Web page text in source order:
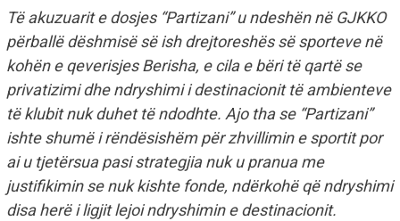
Të akuzuarit e dosjes “Partizani” u ndeshën në GJKKO
përballë dëshmisë së ish drejtoreshës së sporteve në
kohën e qeverisjes Berisha, e cila e bëri të qartë se
privatizimi dhe ndryshimi i destinacionit të ambienteve
të klubit nuk duhet të ndodhte. Ajo tha se “Partizani”
ishte shumë i rëndësishëm për zhvillimin e sportit por
ai u tjetërsua pasi strategjia nuk u pranua me
justifikimin se nuk kishte fonde, ndërkohë që ndryshimi
disa herë i ligjit lejoi ndryshimin e destinacionit.